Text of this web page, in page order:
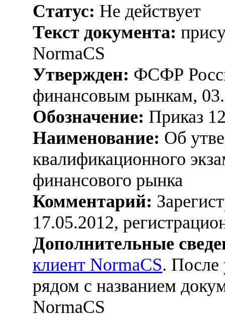
Статус: Не действует
Текст документа:
NormaCS
Утвержден: ФСФР
финансовым рынкам,
Обозначение: Приказ
Наименование: Об
квалификационного
финансового рынка
Комментарий:
17.05.2012,
Дополнительные
клиент NormaCS. После
рядом с названием
NormaCS